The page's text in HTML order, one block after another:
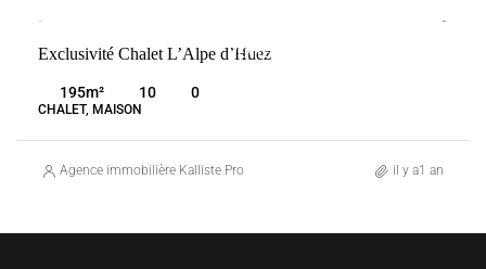
VENTE
Exclusivité Chalet L’Alpe d’Huez
195m² 10 0
CHALET, MAISON
Agence immobilière Kalliste Properties il y a1 an